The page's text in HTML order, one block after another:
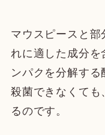
マウスピースと
れに適した成分を
ンパクを分解す
殺菌できなくても
るのです。